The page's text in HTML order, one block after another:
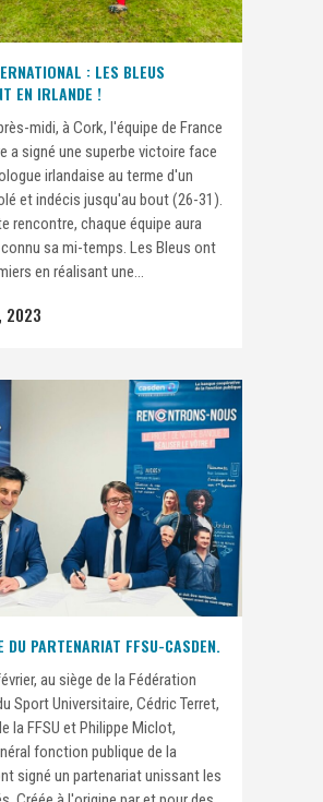
: LES BLEUS
EN IRLANDE !
midi, à Cork, l'équipe de France
a signé une superbe victoire face
irlandaise au terme d'un
et indécis jusqu'au bout (26-31).
rencontre, chaque équipe aura
sa mi-temps. Les Bleus ont
en réalisant une...
2023
DU PARTENARIAT FFSU-CASDEN.
au siège de la Fédération
Sport Universitaire, Cédric Terret,
la FFSU et Philippe Miclot,
fonction publique de la
signé un partenariat unissant les